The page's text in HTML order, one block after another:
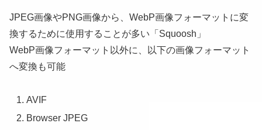
JPEG画像やPNG画像から、WebP画像フォーマットに変
換するために使用することが多い「Squoosh」
WebP画像フォーマット以外に、以下の画像フォーマット
へ変換も可能
AVIF
Browser JPEG